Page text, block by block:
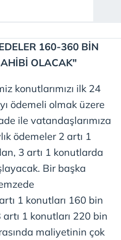
160-360 BİN
OLACAK"
konutlarımızı ilk 24
ödemeli olmak üzere
ile vatandaşlarımıza
ödemeler 2 artı 1
3 artı 1 konutlarda
Bir başka
1 konutları 160 bin
1 konutları 220 bin
maliyetinin çok